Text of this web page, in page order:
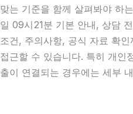
맞는 기준을 함께 살펴봐야 하
일 09시21분 기본 안내, 상담
조건, 주의사항, 공식 자료 확
접근할 수 있습니다. 특히 개인
출이 연결되는 경우에는 세부